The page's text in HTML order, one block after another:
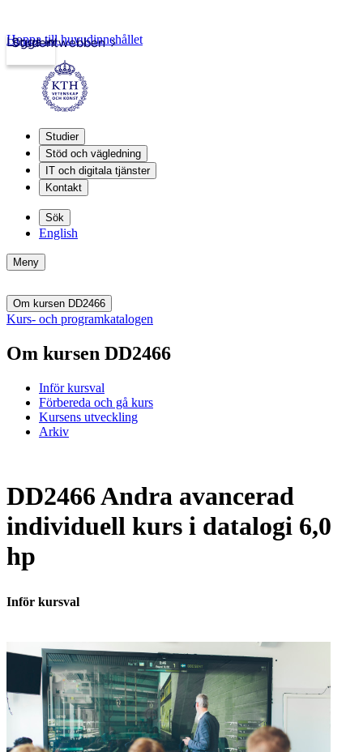
Studentwebben
Logga in
Hoppa till huvudinnehållet
Studier
Stöd och vägledning
IT och digitala tjänster
Kontakt
Sök
English
Meny
Om kursen DD2466
Kurs- och programkatalogen
Om kursen DD2466
Inför kursval
Förbereda och gå kurs
Kursens utveckling
Arkiv
DD2466 Andra avancerad
individuell kurs i datalogi 6,0
hp
Inför kursval